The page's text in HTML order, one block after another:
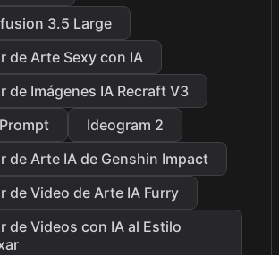
3.5 Large
de Arte Sexy con IA
de Imágenes IA Recraft V3
Ideogram 2
de Arte IA de Genshin Impact
de Video de Arte IA Furry
de Videos con IA al Estilo